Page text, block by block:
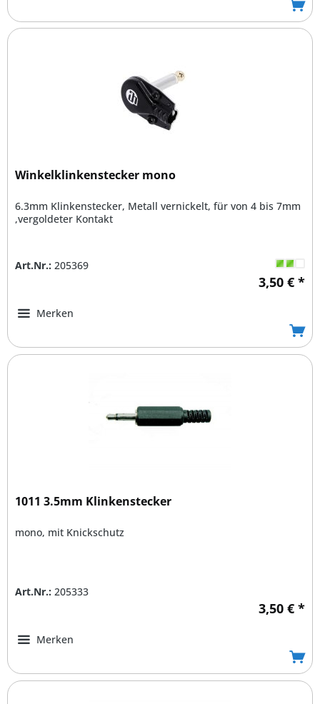
Winkelklinkenstecker mono
6.3mm Klinkenstecker, Metall vernickelt, für von 4 bis 7mm
,vergoldeter Kontakt
Art.Nr.: 205369
3,50 € *
Merken
1011 3.5mm Klinkenstecker
mono, mit Knickschutz
Art.Nr.: 205333
3,50 € *
Merken